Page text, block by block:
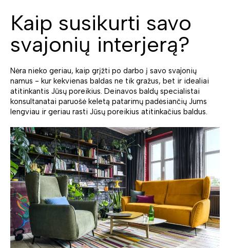
Kaip susikurti savo
svajonių interjerą?
Nėra nieko geriau, kaip grįžti po darbo į savo svajonių
namus - kur kekvienas baldas ne tik gražus, bet ir idealiai
atitinkantis Jūsų poreikius. Deinavos baldų specialistai
konsultanatai paruošė keletą patarimų padėsiančių Jums
lengviau ir geriau rasti Jūsų poreikius atitinkačius baldus.